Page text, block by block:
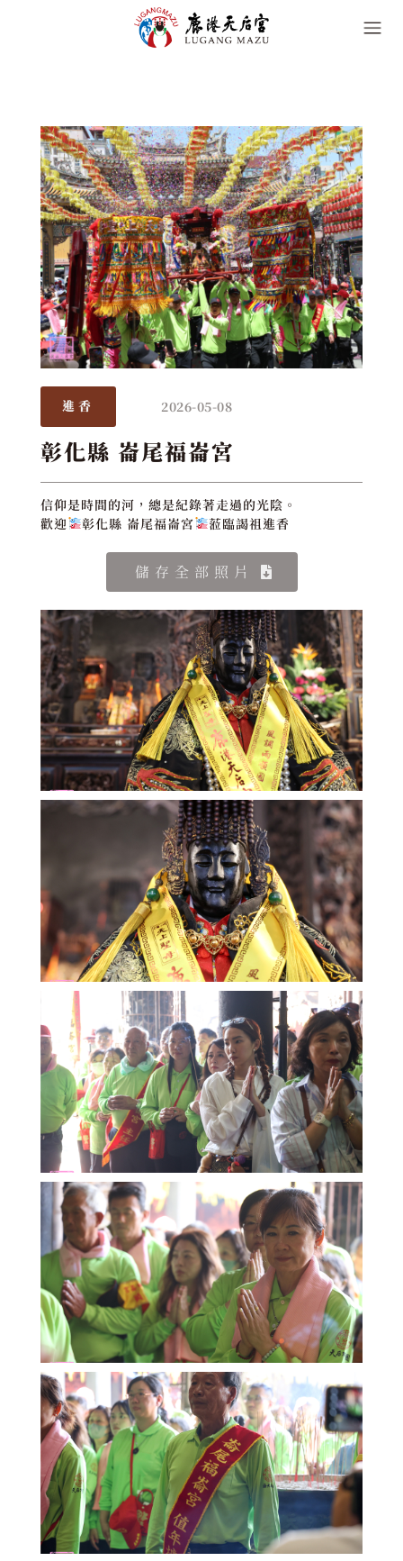
進香 2026-05-08
彰化縣 崙尾福崙宮
信仰是時間的河，總是紀錄著走過的光陰。
歡迎
彰化縣 崙尾福崙宮 蒞臨謁祖進香
儲存全部照片